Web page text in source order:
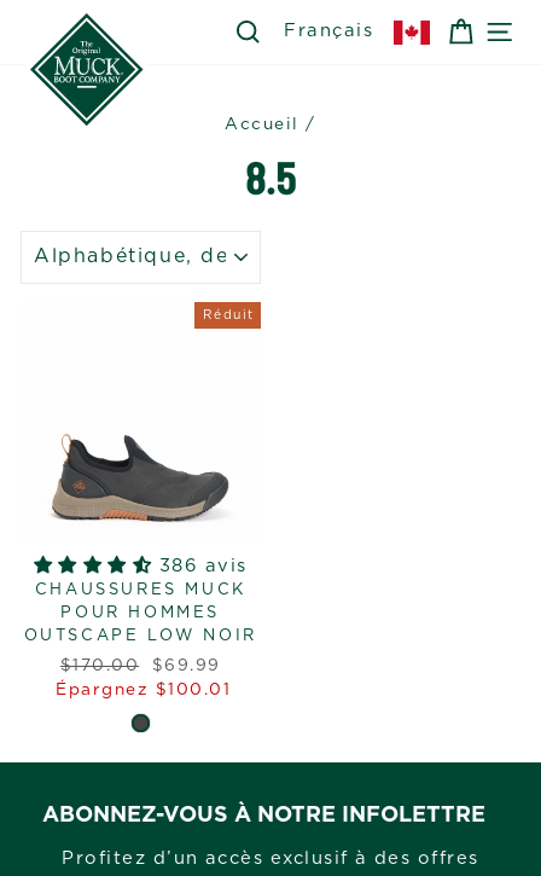
contenu
SEARCH
RECHERCHER
Français
Accueil /
8.5
Réduit
386 avis
CHAUSSURES MUCK
POUR HOMMES
OUTSCAPE LOW NOIR
Prix
régulier
$170.00
Prix
réduit
$69.99
Épargnez $100.01
ABONNEZ-VOUS À NOTRE INFOLETTRE
Profitez d’un accès exclusif à des offres